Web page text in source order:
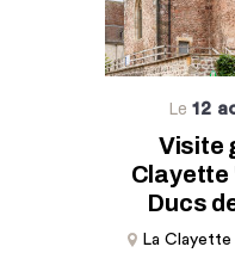
Le12
Visite
Clayette
Ducs
La Clayette